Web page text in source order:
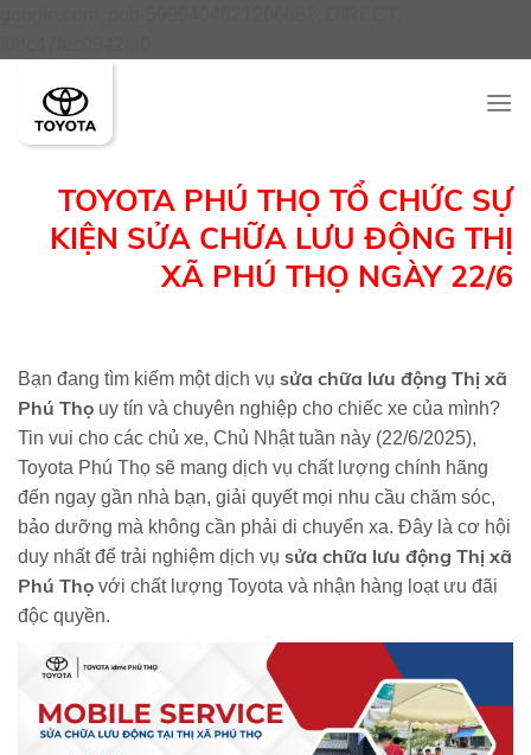
TOYOTA PHÚ THỌ TỔ CHỨC SỰ
KIỆN SỬA CHỮA LƯU ĐỘNG THỊ
XÃ PHÚ THỌ NGÀY 22/6
Bạn đang tìm kiếm một dịch vụ sửa chữa lưu động Thị xã
Phú Thọ uy tín và chuyên nghiệp cho chiếc xe của mình?
Tin vui cho các chủ xe, Chủ Nhật tuần này (22/6/2025),
Toyota Phú Thọ sẽ mang dịch vụ chất lượng chính hãng
đến ngay gần nhà bạn, giải quyết mọi nhu cầu chăm sóc,
bảo dưỡng mà không cần phải di chuyển xa. Đây là cơ hội
duy nhất để trải nghiệm dịch vụ sửa chữa lưu động Thị xã
Phú Thọ với chất lượng Toyota và nhận hàng loạt ưu đãi
độc quyền.